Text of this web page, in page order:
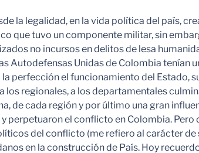
la legalidad, en la vida política del país,
que tuvo un componente militar, sin
no incursos en delitos de lesa
Autodefensas Unidas de Colombia tenían
perfección el funcionamiento del Estado,
regionales, a los departamentales
de cada región y por último una gran
perpetuaron el conflicto en Colombia.
del conflicto (me refiero al carácter
en la construcción de País. Hoy